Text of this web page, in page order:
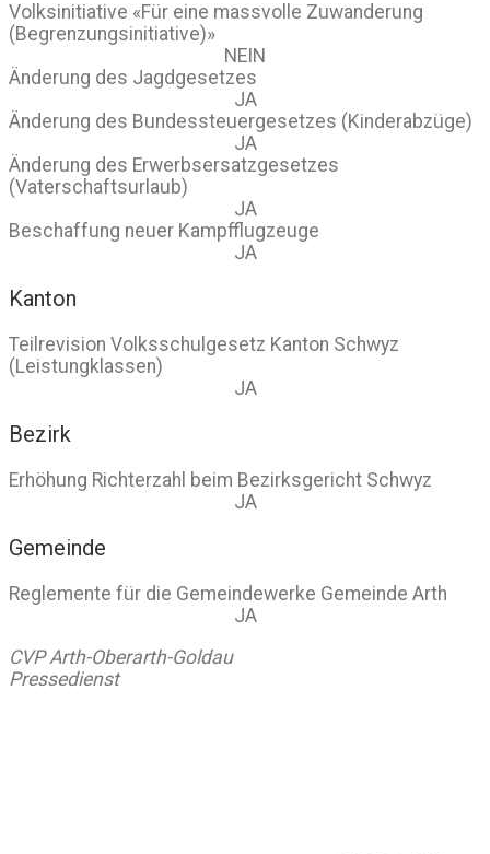
Volksinitiative «Für eine massvolle Zuwanderung
(Begrenzungsinitiative)»
NEIN
Änderung des Jagdgesetzes
JA
Änderung des Bundessteuergesetzes (Kinderabzüge)
JA
Änderung des Erwerbsersatzgesetzes
(Vaterschaftsurlaub)
JA
Beschaffung neuer Kampfflugzeuge
JA
Kanton
Teilrevision Volksschulgesetz Kanton Schwyz
(Leistungklassen)
JA
Bezirk
Erhöhung Richterzahl beim Bezirksgericht Schwyz
JA
Gemeinde
Reglemente für die Gemeindewerke Gemeinde Arth
JA
CVP Arth-Oberarth-Goldau
Pressedienst